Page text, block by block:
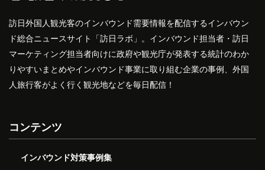
訪日外国人観光客のインバウンド需要情報を配信するインバウン
ド総合ニュースサイト「訪日ラボ」。インバウンド担当者・訪日
マーケティング担当者向けに政府や観光庁が発表する統計のわか
りやすいまとめやインバウンド事業に取り組む企業の事例、外国
人旅行客がよく行く観光地などを毎日配信！
コンテンツ
インバウンド対策事例集